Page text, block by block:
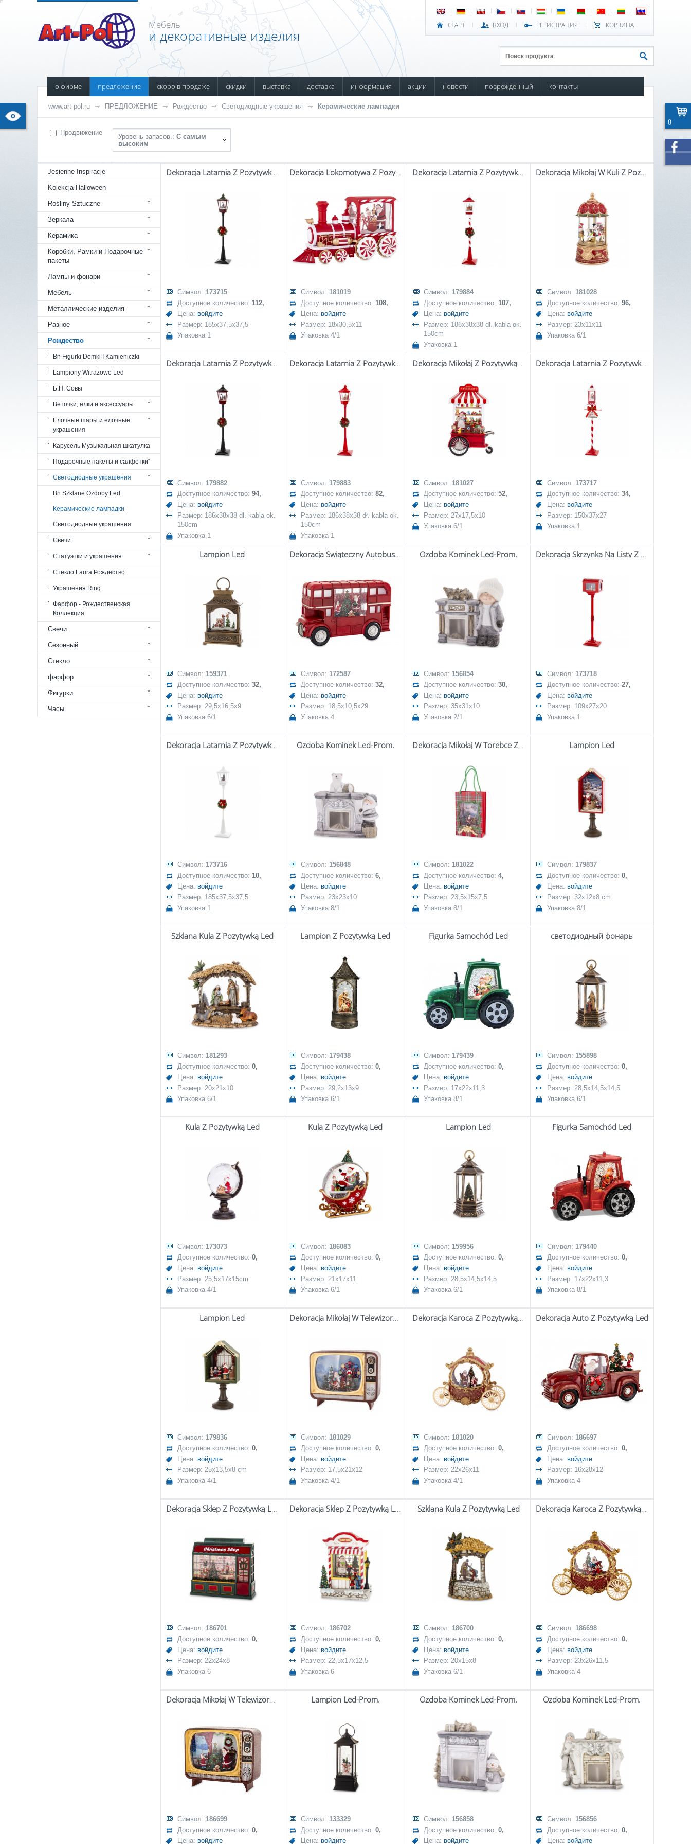
СТАРТ ВХОД РЕГИСТРАЦИЯ КОРЗИНА
Мебель
и декоративные изделия
о фирме предложение скоро в продаже скидки выставка доставка информация акции новости поврежденный контакты
www.art-pol.ru ПРЕДЛОЖЕНИЕ Рождество Светодиодные украшения Керамические лампадки
Продвижение
Уровень запасов.: С самым
высоким
Jesienne Inspiracje
Kolekcja Halloween
Rośliny Sztuczne
Зеркала
Керамика
Коробки, Рамки и Подарочные
пакеты
Лампы и фонари
Мебель
Металлические изделия
Разное
Рождество
Bn Figurki Domki I Kamieniczki
Lampiony Witrażowe Led
Б.Н. Совы
Веточки, елки и аксессуары
Елочные шары и елочные
украшения
Карусель Музыкальная шкатулка
Подарочные пакеты и салфетки
Светодиодные украшения
Bn Szklane Ozdoby Led
Керамические лампадки
Светодиодные украшения
Свечи
Статуэтки и украшения
Стекло Laura Рождество
Украшения Ring
Фарфор - Рождественская
Коллекция
Свечи
Сезонный
Стекло
фарфор
Фигурки
Часы
Dekoracja Latarnia Z Pozytywką Led
Символ: 173715
Доступное количество: 112,
Цена: войдите
Размер: 185x37,5x37,5
Упаковка 1
Dekoracja Lokomotywa Z Pozytywką Led
Символ: 181019
Доступное количество: 108,
Цена: войдите
Размер: 18x30,5x11
Упаковка 4/1
Dekoracja Latarnia Z Pozytywką Led
Символ: 179884
Доступное количество: 107,
Цена: войдите
Размер: 186x38x38 dł. kabla ok.
150cm
Упаковка 1
Dekoracja Mikołaj W Kuli Z Pozytywką Led
Символ: 181028
Доступное количество: 96,
Цена: войдите
Размер: 23x11x11
Упаковка 6/1
Dekoracja Latarnia Z Pozytywką Led
Символ: 179882
Доступное количество: 94,
Цена: войдите
Размер: 186x38x38 dł. kabla ok.
150cm
Упаковка 1
Dekoracja Latarnia Z Pozytywką Led
Символ: 179883
Доступное количество: 82,
Цена: войдите
Размер: 186x38x38 dł. kabla ok.
150cm
Упаковка 1
Dekoracja Mikołaj Z Pozytywką Led
Символ: 181027
Доступное количество: 52,
Цена: войдите
Размер: 27x17,5x10
Упаковка 6/1
Dekoracja Latarnia Z Pozytywką Led
Символ: 173717
Доступное количество: 34,
Цена: войдите
Размер: 150x37x27
Упаковка 1
Lampion Led
Символ: 159371
Доступное количество: 32,
Цена: войдите
Размер: 29,5x16,5x9
Упаковка 6/1
Dekoracja Świąteczny Autobus Z Pozytywką Led
Символ: 172587
Доступное количество: 32,
Цена: войдите
Размер: 18,5x10,5x29
Упаковка 4
Ozdoba Kominek Led-Prom.
Символ: 156854
Доступное количество: 30,
Цена: войдите
Размер: 35x31x10
Упаковка 2/1
Dekoracja Skrzynka Na Listy Z Pozytywką Led
Символ: 173718
Доступное количество: 27,
Цена: войдите
Размер: 109x27x20
Упаковка 1
Dekoracja Latarnia Z Pozytywką Led
Символ: 173716
Доступное количество: 10,
Цена: войдите
Размер: 185x37,5x37,5
Упаковка 1
Ozdoba Kominek Led-Prom.
Символ: 156848
Доступное количество: 6,
Цена: войдите
Размер: 23x23x10
Упаковка 8/1
Dekoracja Mikołaj W Torebce Z Pozytywką Led
Символ: 181022
Доступное количество: 4,
Цена: войдите
Размер: 23,5x15x7,5
Упаковка 8/1
Lampion Led
Символ: 179837
Доступное количество: 0,
Цена: войдите
Размер: 32x12x8 cm
Упаковка 8/1
Szklana Kula Z Pozytywką Led
Символ: 181293
Доступное количество: 0,
Цена: войдите
Размер: 20x21x10
Упаковка 6/1
Lampion Z Pozytywką Led
Символ: 179438
Доступное количество: 0,
Цена: войдите
Размер: 29,2x13x9
Упаковка 6/1
Figurka Samochód Led
Символ: 179439
Доступное количество: 0,
Цена: войдите
Размер: 17x22x11,3
Упаковка 8/1
светодиодный фонарь
Символ: 155898
Доступное количество: 0,
Цена: войдите
Размер: 28,5x14,5x14,5
Упаковка 6/1
Kula Z Pozytywką Led
Символ: 173073
Доступное количество: 0,
Цена: войдите
Размер: 25,5x17x15cm
Упаковка 4/1
Kula Z Pozytywką Led
Символ: 186083
Доступное количество: 0,
Цена: войдите
Размер: 21x17x11
Упаковка 6/1
Lampion Led
Символ: 159956
Доступное количество: 0,
Цена: войдите
Размер: 28,5x14,5x14,5
Упаковка 6/1
Figurka Samochód Led
Символ: 179440
Доступное количество: 0,
Цена: войдите
Размер: 17x22x11,3
Упаковка 8/1
Lampion Led
Символ: 179836
Доступное количество: 0,
Цена: войдите
Размер: 25x13,5x8 cm
Упаковка 4/1
Dekoracja Mikołaj W Telewizorze Z Pozytywką Led
Символ: 181029
Доступное количество: 0,
Цена: войдите
Размер: 17,5x21x12
Упаковка 4/1
Dekoracja Karoca Z Pozytywką Led
Символ: 181020
Доступное количество: 0,
Цена: войдите
Размер: 22x26x11
Упаковка 4/1
Dekoracja Auto Z Pozytywką Led
Символ: 186697
Доступное количество: 0,
Цена: войдите
Размер: 16x28x12
Упаковка 4
Dekoracja Sklep Z Pozytywką Led
Символ: 186701
Доступное количество: 0,
Цена: войдите
Размер: 22x24x8
Упаковка 6
Dekoracja Sklep Z Pozytywką Led
Символ: 186702
Доступное количество: 0,
Цена: войдите
Размер: 22,5x17x12,5
Упаковка 6
Szklana Kula Z Pozytywką Led
Символ: 186700
Доступное количество: 0,
Цена: войдите
Размер: 20x15x8
Упаковка 6/1
Dekoracja Karoca Z Pozytywką Led
Символ: 186698
Доступное количество: 0,
Цена: войдите
Размер: 23x26x11,5
Упаковка 4
Dekoracja Mikołaj W Telewizorze Z Pozytywką Led
Символ: 186699
Доступное количество: 0,
Цена: войдите
Lampion Led-Prom.
Символ: 133329
Доступное количество: 0,
Цена: войдите
Ozdoba Kominek Led-Prom.
Символ: 156858
Доступное количество: 0,
Цена: войдите
Ozdoba Kominek Led-Prom.
Символ: 156856
Доступное количество: 0,
Цена: войдите
0